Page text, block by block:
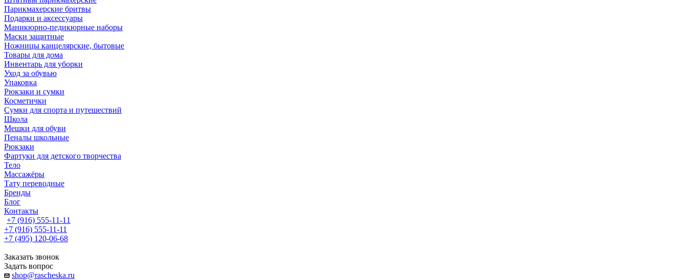
Парикмахерские бритвы
Подарки и аксессуары
Маникюрно-педикюрные наборы
Маски защитные
Ножницы канцелярские, бытовые
Товары для дома
Инвентарь для уборки
Уход за обувью
Упаковка
Рюкзаки и сумки
Косметички
Сумки для спорта и путешествий
Школа
Мешки для обуви
Пеналы школьные
Рюкзаки
Фартуки для детского творчества
Тело
Массажёры
Тату переводные
Бренды
Блог
Контакты
+7 (916) 555-11-11
+7 (916) 555-11-11
+7 (495) 120-06-68
Заказать звонок
Задать вопрос
shop@rascheska.ru